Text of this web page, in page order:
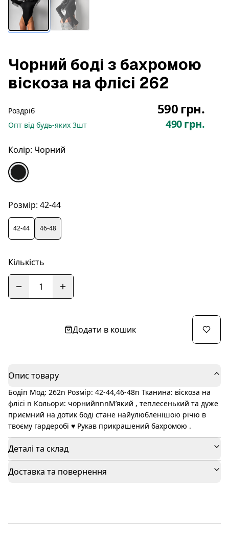
Чорний боді з бахромою
віскоза на флісі 262
Роздріб 590 грн.
Опт від будь-яких 3шт 490 грн.
Колір: Чорний
Розмір: 42-44
42-44 46-48
Кількість
1
Додати в кошик
Опис товару
Бодіn Мод: 262n Розмір: 42-44,46-48n Тканина: віскоза на
флісі n Кольори: чорнийnnnМ’який , теплесенький та дуже
приємний на дотик боді стане найулюбленішою річю в
твоєму гардеробі ♥️ Рукав прикрашений бахромою .
Деталі та склад
Доставка та повернення